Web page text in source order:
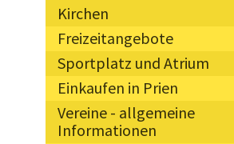
Kirchen
Freizeitangebote
Sportplatz und Atrium
Einkaufen in Prien
Vereine - allgemeine
Informationen